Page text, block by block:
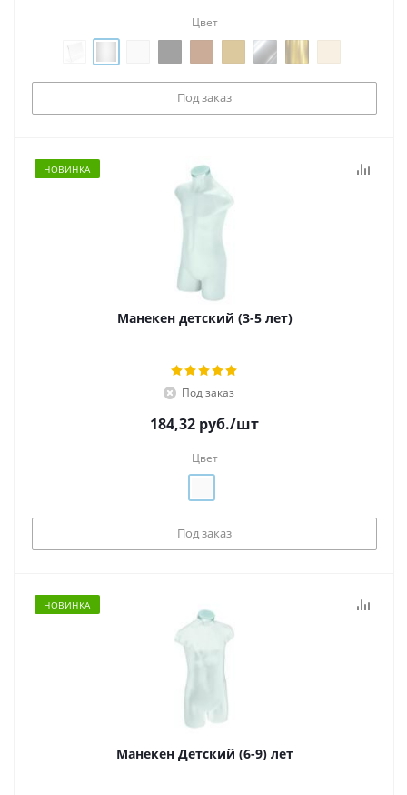
Цвет
Под заказ
НОВИНКА
Манекен детский (3-5 лет)
Под заказ
184,32 руб./шт
Цвет
Под заказ
НОВИНКА
Манекен Детский (6-9) лет